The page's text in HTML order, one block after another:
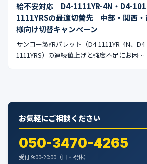
🇺🇸🇰🇷
給不安対応｜D4-1111YR-4N・D4-
1111YRSの最適切替先｜中部・関西
様向け切替キャンペーン
サンコー製YRパレット（D4-1111YR-4N、
1111YRS）の連続値上げと強度不足にお困…
お気軽にご相談ください
050-3470-4265
受付 9:00-20:00（日・祝休）